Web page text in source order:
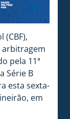
(CBF),
arbitragem
pela 11ª
Série B
esta sexta-
em